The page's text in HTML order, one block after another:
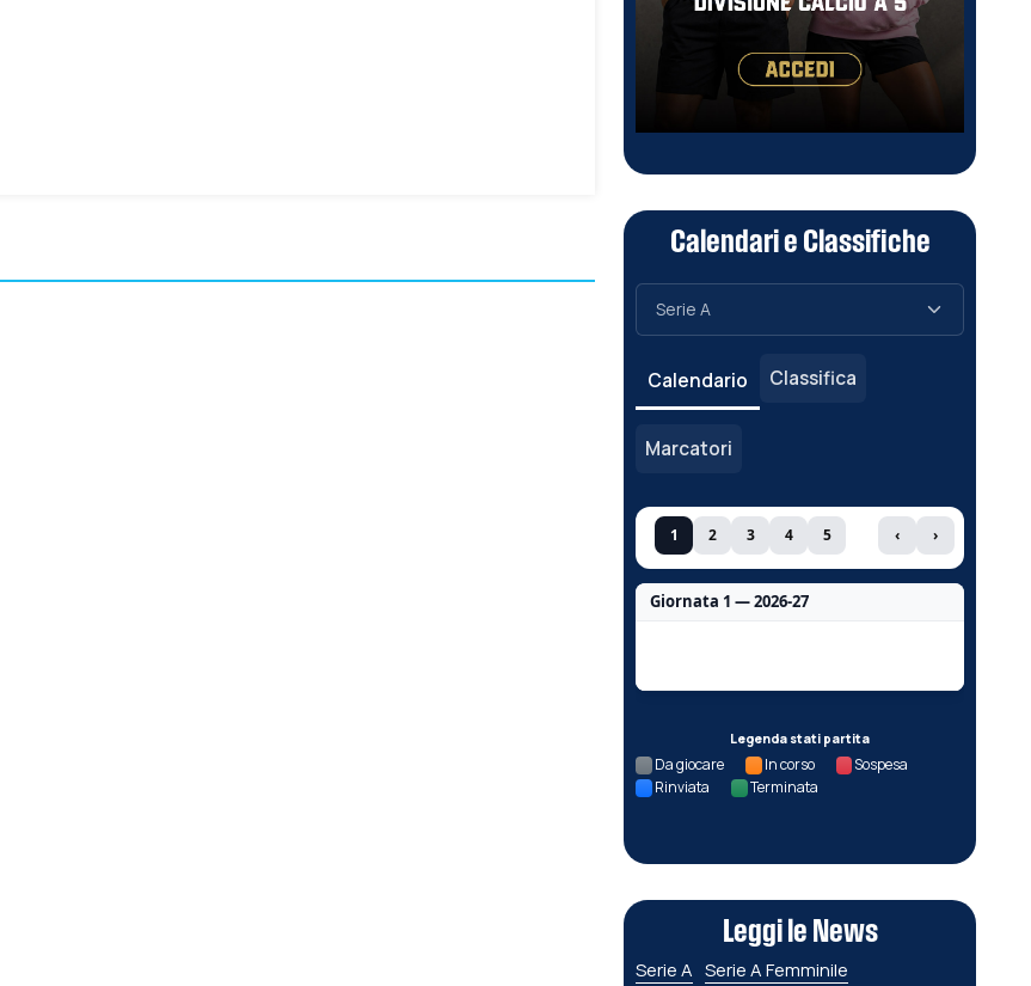
Calendari e Classifiche
Calendario Classifica
Marcatori
1 2 3 4 5 ‹ ›
Giornata 1 — 2026-27
Legenda stati partita
Da giocare In corso
Sospesa
Rinviata
Terminata
Leggi le News
Serie A Serie A Femminile